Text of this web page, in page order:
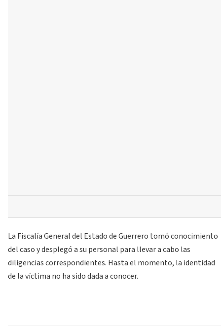
La Fiscalía General del Estado de Guerrero tomó conocimiento
del caso y desplegó a su personal para llevar a cabo las
diligencias correspondientes. Hasta el momento, la identidad
de la víctima no ha sido dada a conocer.